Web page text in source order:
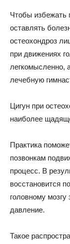
Чтобы избежать
оставлять
остеохондроз
при движениях
легкомысленно,
лечебную
Цигун при
наиболее
Практика
позвонкам
процесс. В
восстановится
головному
давление.
Такое